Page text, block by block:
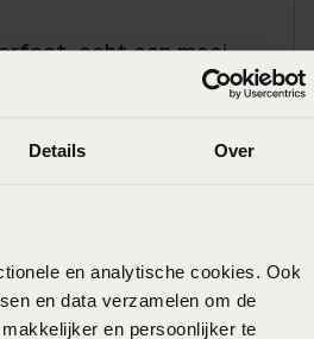
Details Over
en analytische cookies. Ook
en data verzamelen om de
en persoonlijker te
echt een mooi
Toon meer
& bestel